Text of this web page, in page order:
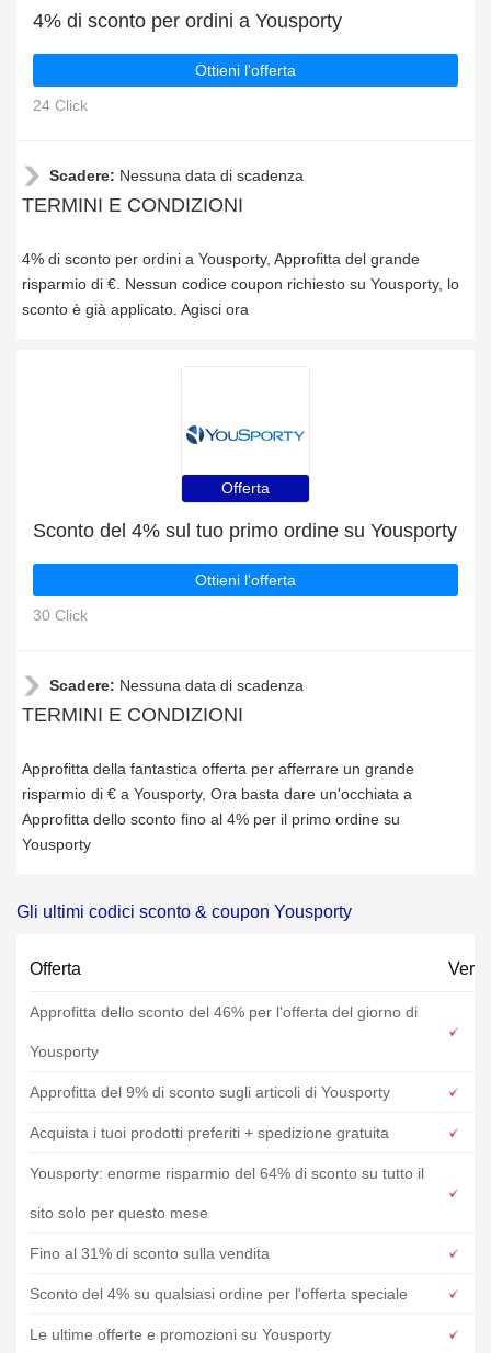
4% di sconto per ordini a Yousporty
Ottieni l'offerta
24 Click
Scadere: Nessuna data di scadenza
TERMINI E CONDIZIONI
4% di sconto per ordini a Yousporty, Approfitta del grande
risparmio di €. Nessun codice coupon richiesto su Yousporty, lo
sconto è già applicato. Agisci ora
Offerta
Sconto del 4% sul tuo primo ordine su Yousporty
Ottieni l'offerta
30 Click
Scadere: Nessuna data di scadenza
TERMINI E CONDIZIONI
Approfitta della fantastica offerta per afferrare un grande
risparmio di € a Yousporty, Ora basta dare un'occhiata a
Approfitta dello sconto fino al 4% per il primo ordine su
Yousporty
Gli ultimi codici sconto & coupon Yousporty
Offerta
Approfitta dello sconto del 46% per l'offerta del giorno di
Yousporty
Approfitta del 9% di sconto sugli articoli di Yousporty
Acquista i tuoi prodotti preferiti + spedizione gratuita
Yousporty: enorme risparmio del 64% di sconto su tutto il
sito solo per questo mese
Fino al 31% di sconto sulla vendita
Sconto del 4% su qualsiasi ordine per l'offerta speciale
Le ultime offerte e promozioni su Yousporty